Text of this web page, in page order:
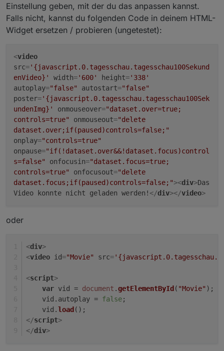
Einstellung geben, mit der du das anpassen kannst.
Falls nicht, kannst du folgenden Code in deinem HTML-
Widget ersetzen / probieren (ungetestet):
<video
src='{javascript.0.tagesschau.tagesschau100Sekund
enVideo}'
width='600' height='338'
autoplay="false" autostart="false"
poster='{javascript.0.tagesschau.tagesschau100Sek
undenImg}'
onmouseover="dataset.over=true;
controls=true"
onmouseout="delete
dataset.over;if(paused)controls=false;"
onplay="controls=true"
onpause="if(!dataset.over&&!dataset.focus)control
s=false"
onfocusin="dataset.focus=true;
controls=true"
onfocusout="delete
dataset.focus;if(paused)controls=false;"><div>Das
Video konnte nicht geladen werden!</div></video>
oder
<div>
<video id="Movie" src=
<script>
var vid = document .getElementById ( "Movie" );
    vid.
autoplay = false;
    vid.
load ();
</script>
</div>